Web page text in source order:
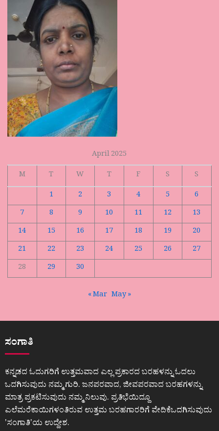
April 2025
M
T W T F S
S
1
2 3 4 5
6
7
8 9 10 11 12
13
14
15 16 17 18 19
20
21
22 23 24 25 26
27
28
29 30
« Mar May »
ಸಂಗಾತಿ
ಕನ್ನಡದ ಓದುಗರಿಗೆ ಉತ್ತಮವಾದ ಎಲ್ಲ ಪ್ರಕಾರದ ಬರಹಳನ್ನು ಓದಲು
ಒದಗಿಸುವುದು ನಮ್ಮ ಗುರಿ. ಜನಪರವಾದ, ಜೀವಪರವಾದ ಬರಹಗಳನ್ನು
ಮಾತ್ರ ಪ್ರಕಟಿಸುವುದು ನಮ್ಮ ನಿಲುವು. ಪ್ರತಿಭೆಯಿದ್ದೂ
ಎಲೆಮರೆಕಾಯಿಗಳಂತಿರುವ ಉತ್ತಮ ಬರಹಗಾರರಿಗೆ ವೇದಿಕೆಒದಗಿಸುವುದು
ʼಸಂಗಾತಿʼಯ ಉದ್ದೇಶ.